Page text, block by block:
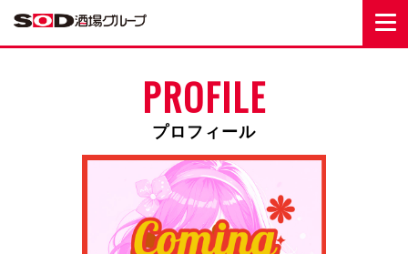
PROFILE
プロフィール